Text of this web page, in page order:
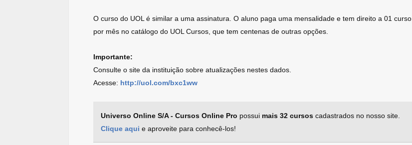
O curso do UOL é similar a uma assinatura. O aluno paga uma mensalidade e tem direito a 01 curso
por mês no catálogo do UOL Cursos, que tem centenas de outras opções.
Importante:
Consulte o site da instituição sobre atualizações nestes dados.
Acesse: http://uol.com/bxc1ww
Universo Online S/A - Cursos Online Pro possui mais 32 cursos cadastrados no nosso site.
Clique aqui e aproveite para conhecê-los!